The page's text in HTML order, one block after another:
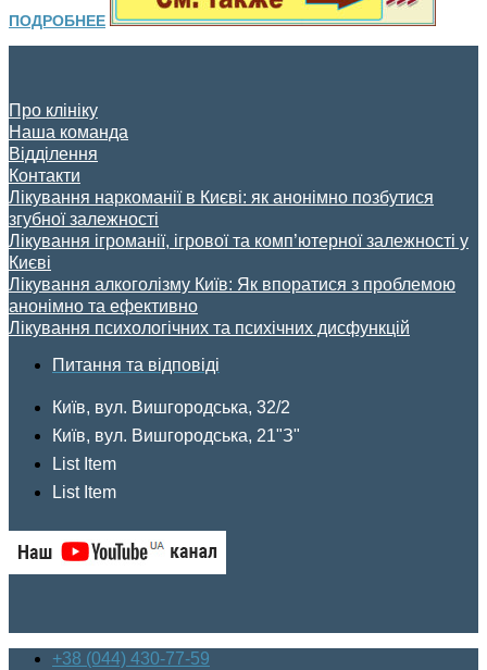
ПОДРОБНЕЕ
Про клініку
Наша команда
Відділення
Контакти
Лікування наркоманії в Києві: як анонімно позбутися
згубної залежності
Лікування ігроманії, ігрової та комп’ютерної залежності у
Києві
Лікування алкоголізму Київ: Як впоратися з проблемою
анонімно та ефективно
Лікування психологічних та психічних дисфункцій
Питання та відповіді
Київ, вул. Вишгородська, 32/2
Київ, вул. Вишгородська, 21"З"
List Item
List Item
+38 (044) 430-77-59